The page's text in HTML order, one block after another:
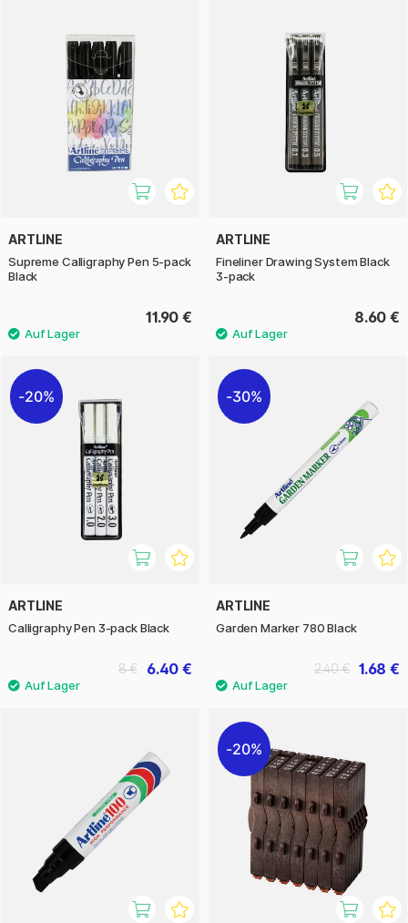
ARTLINE
Supreme Calligraphy Pen 5-pack
Black
11.90 €
ARTLINE
Fineliner Drawing System Black
3-pack
8.60 €
20%
ARTLINE
Calligraphy Pen 3-pack Black
6.40 €
8 €
30%
ARTLINE
Garden Marker 780 Black
1.68 €
2.40 €
20%